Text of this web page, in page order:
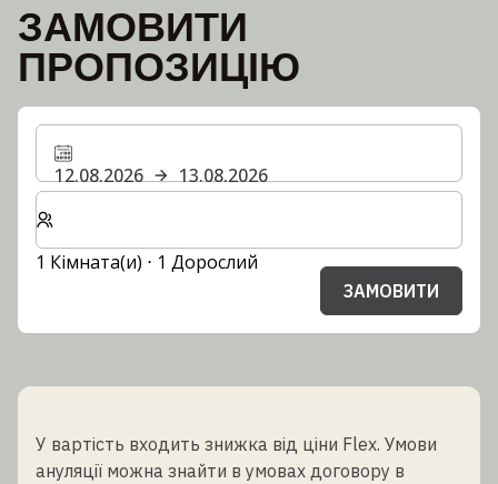
ЗАМОВИТИ
ПРОПОЗИЦІЮ
12.08.2026
13.08.2026
Виберіть кількість кімнат та гостей для вашого
1 Кімната(и) ⋅ 1 Дорослий
ЗАМОВИТИ
У вартість входить знижка від ціни Flex. Умови
ануляції можна знайти в умовах договору в